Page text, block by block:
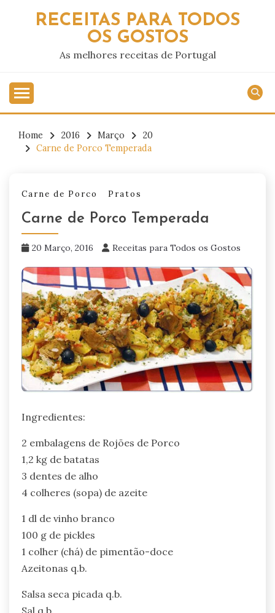
RECEITAS PARA TODOS
OS GOSTOS
As melhores receitas de Portugal
Home 2016 Março
20
Carne de Porco Temperada
Carne de Porco Pratos
Carne de Porco Temperada
20 Março, 2016 Receitas para Todos os Gostos
Ingredientes:
2 embalagens de Rojões de Porco
1,2 kg de batatas
3 dentes de alho
4 colheres (sopa) de azeite
1 dl de vinho branco
100 g de pickles
1 colher (chá) de pimentão-doce
Azeitonas q.b.
Salsa seca picada q.b.